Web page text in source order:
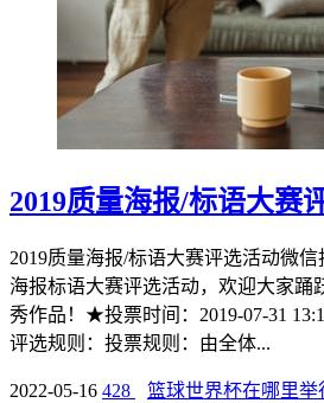
2019质量海报/标语大赛
2019质量海报/标语大赛评选活动微
海报标语大赛评选活动，欢迎大家踊
秀作品！★投票时间：2019-07-31
评选规则：投票规则：由全体...
2022-05-16 428 篮球世界杯在哪里举